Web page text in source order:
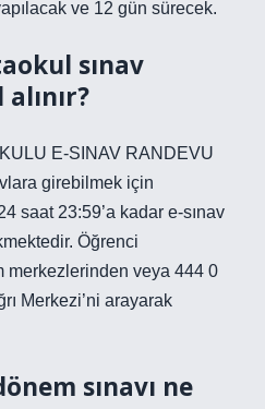
ve 12 gün sürecek.
sınav
E-SINAV RANDEVU
girebilmek için
saat 23:59’a kadar e-sınav
Öğrenci
merkezlerinden veya 444 0
Merkezi’ni arayarak
sınavı ne